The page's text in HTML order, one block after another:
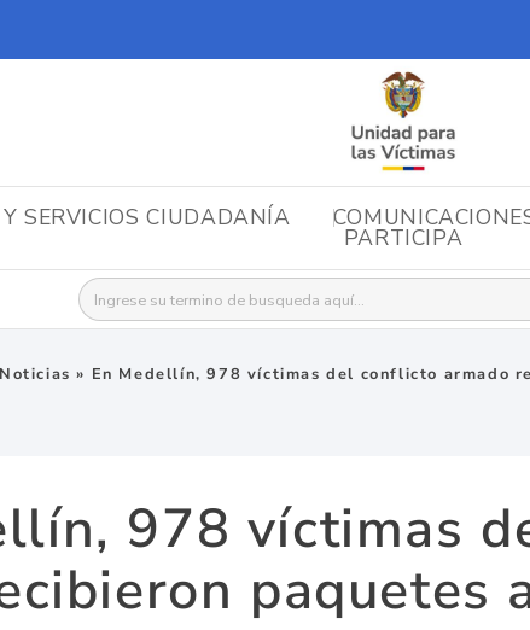
SERVICIOS CIUDADANÍA
PARTICIPA
Buscar:
Noticias » En Medellín, 978 víctimas del conflicto armado
978 víctimas
paquetes